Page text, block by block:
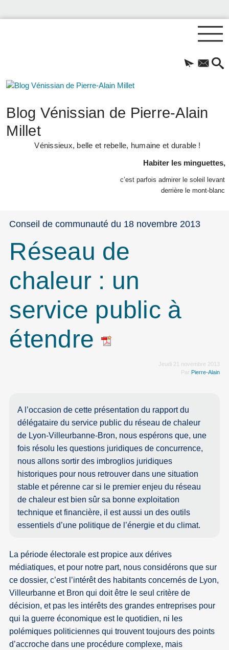
Blog Vénissian de Pierre-Alain
Millet
Vénissieux, belle et rebelle, humaine et durable !
Habiter les minguettes,
c’est parfois admirer le soleil levant
derrière le mont-blanc
Conseil de communauté du 18 novembre 2013
Réseau de
chaleur : un
service public à
étendre
Jeudi 21 novembre 2013
Par Pierre-Alain
A l’occasion de cette présentation du rapport du
délégataire du service public du réseau de chaleur
de Lyon-Villeurbanne-Bron, nous espérons que, une
fois résolu les questions juridiques de concurrence,
nous allons sortir des imbroglios juridiques
historiques pour nous retrouver dans une situation
stable et pérenne car si le premier enjeu du réseau
de chaleur est bien sûr sa bonne exploitation
technique et financière, il est aussi un des outils
essentiels d’une politique de l’énergie et du climat.
La période électorale est propice aux dérives
médiatiques, et pour notre part, nous considérons que sur
ce dossier, c’est l’intérêt des habitants concernés de Lyon,
Villeurbanne et Bron qui doit être le seul critère de
décision, et pas les intérêts des grandes entreprises pour
qui la guerre économique est le quotidien, ni les
polémiques politiciennes qui trouvent toujours des points
d’accroche dans une procédure complexe, mais